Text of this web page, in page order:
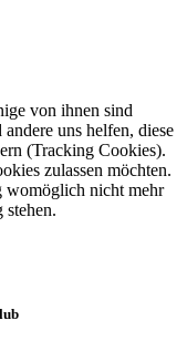
von ihnen sind
uns helfen, diese
(Tracking Cookies).
zulassen möchten.
womöglich nicht mehr
stehen.